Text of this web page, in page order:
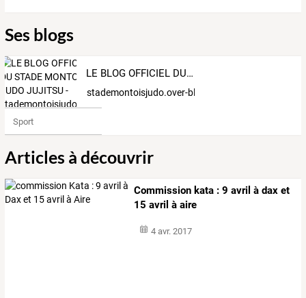
Ses blogs
LE BLOG OFFICIEL DU STADE MONTOIS JUDO JUJITSU - stademontoisjudo.over-blog.fr
stademontoisjudo.over-blog.fr
Sport
Articles à découvrir
Commission kata : 9 avril à dax et
15 avril à aire
4 avr. 2017